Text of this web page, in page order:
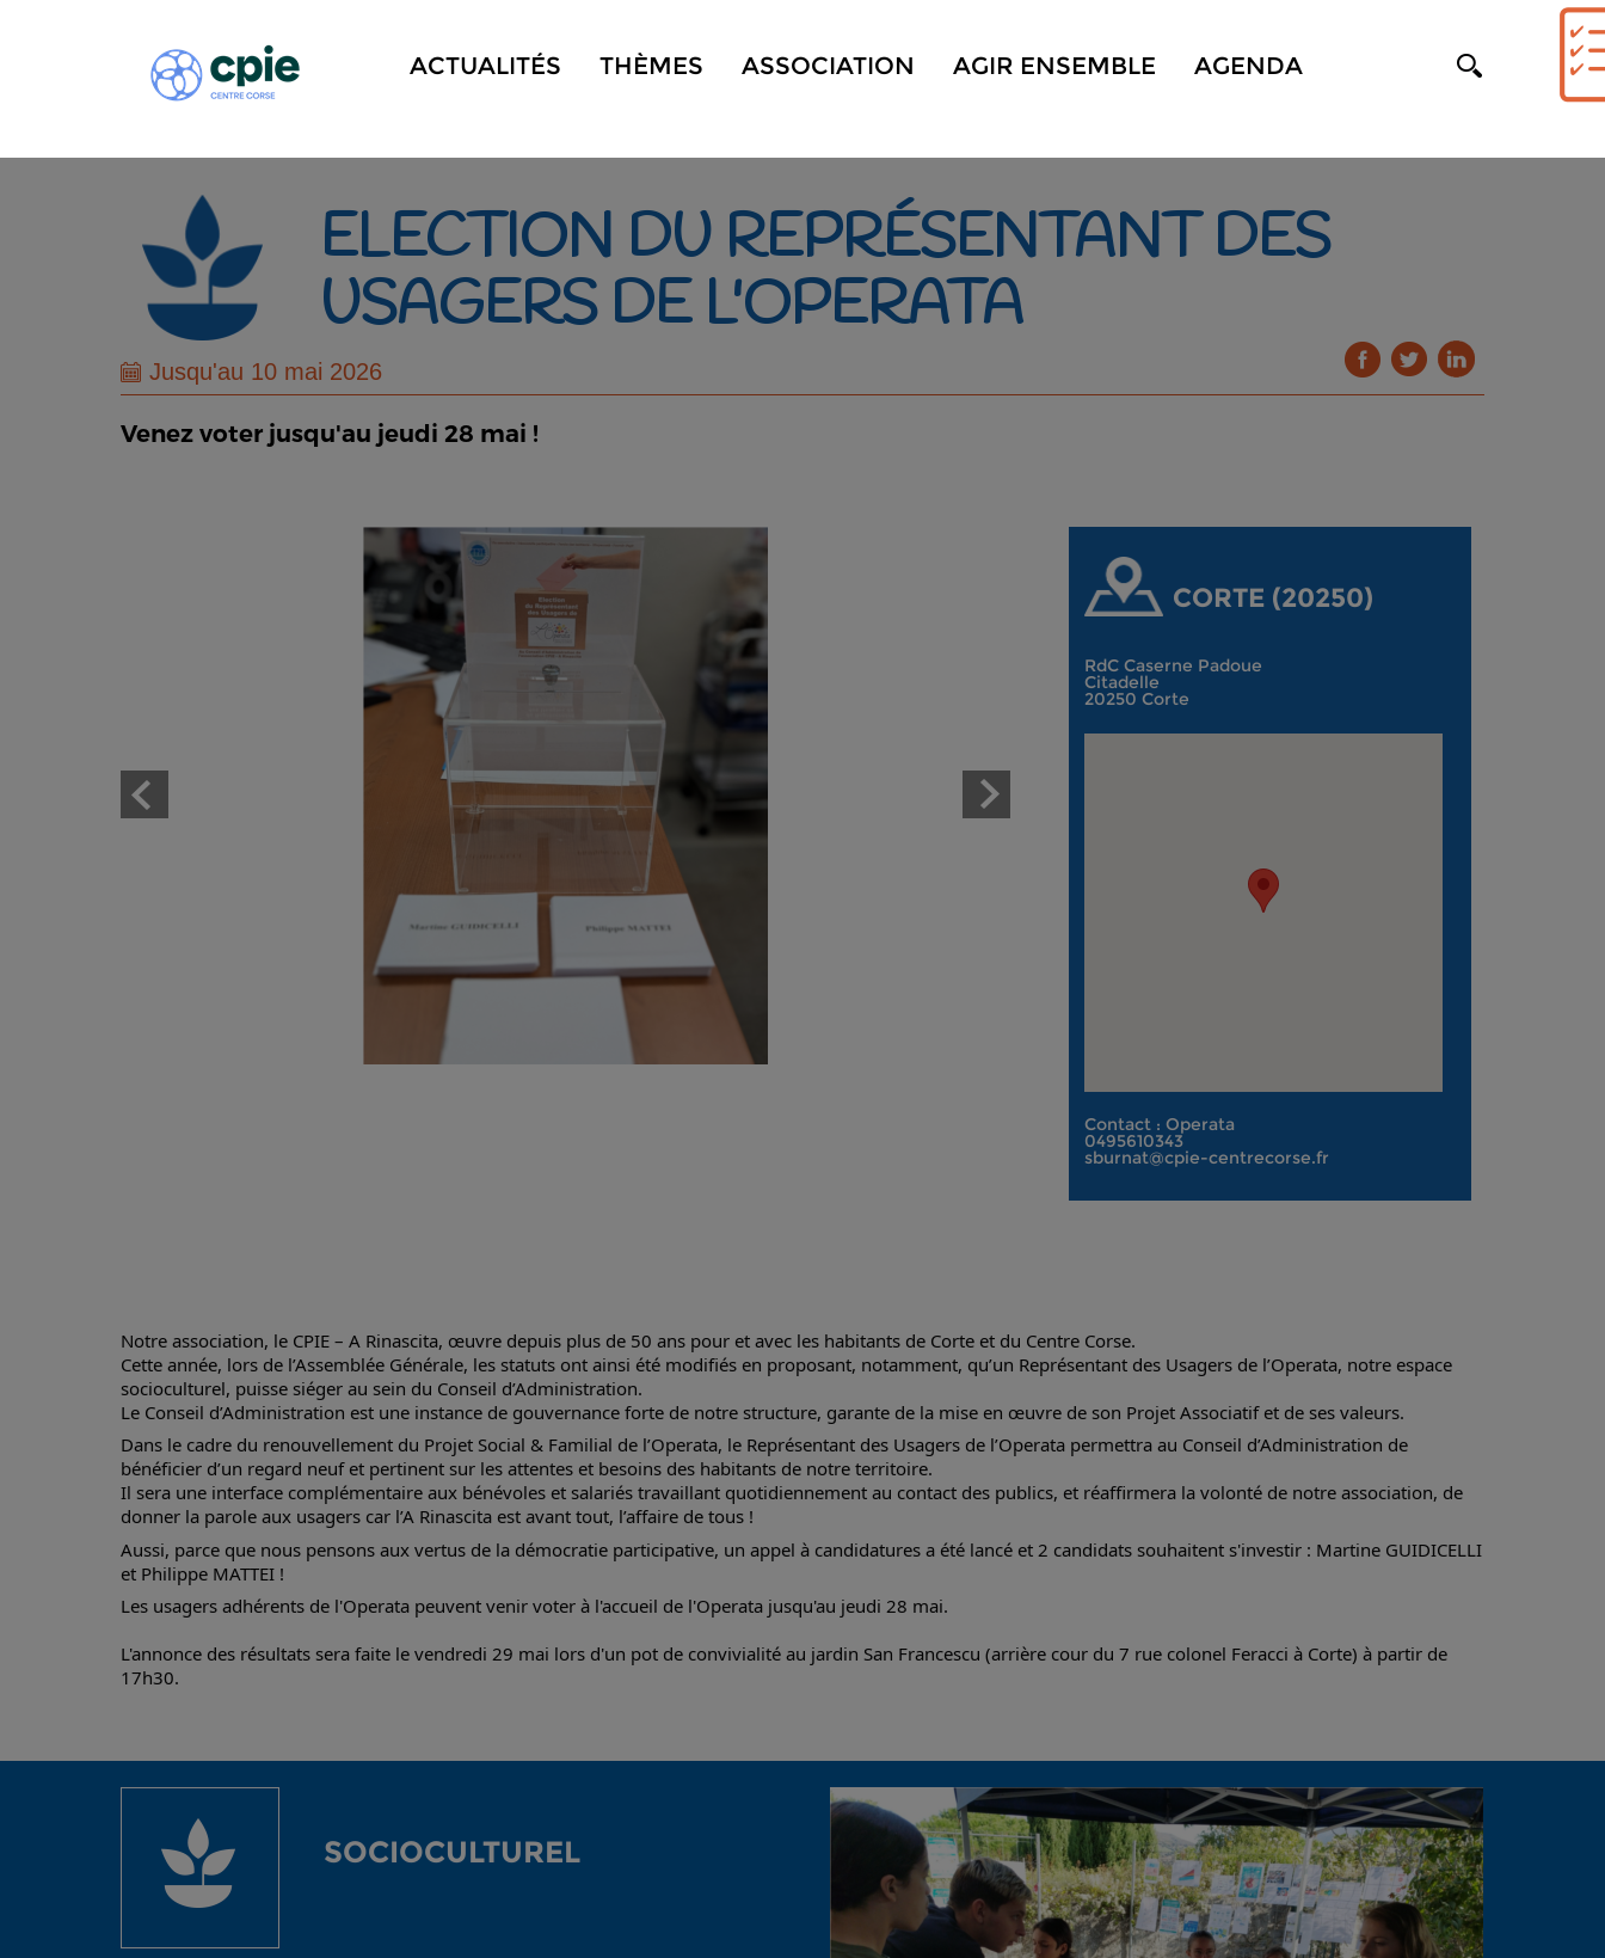
ACTUALITÉS THÈMES ASSOCIATION AGIR ENSEMBLE AGENDA
ELECTION DU REPRÉSENTANT DES
USAGERS DE L'OPERATA
Jusqu'au 10 mai 2026
Venez voter jusqu'au jeudi 28 mai !
CORTE (20250)
RdC Caserne Padoue
Citadelle
20250 Corte
Contact : Operata
0495610343
sburnat@cpie-centrecorse.fr
Notre association, le CPIE – A Rinascita, œuvre depuis plus de 50 ans pour et avec les habitants de Corte et du Centre Corse.
Cette année, lors de l’Assemblée Générale, les statuts ont ainsi été modifiés en proposant, notamment, qu’un Représentant des Usagers de l’Operata, notre espace
socioculturel, puisse siéger au sein du Conseil d’Administration.
Le Conseil d’Administration est une instance de gouvernance forte de notre structure, garante de la mise en œuvre de son Projet Associatif et de ses valeurs.
Dans le cadre du renouvellement du Projet Social & Familial de l’Operata, le Représentant des Usagers de l’Operata permettra au Conseil d’Administration de
bénéficier d’un regard neuf et pertinent sur les attentes et besoins des habitants de notre territoire.
Il sera une interface complémentaire aux bénévoles et salariés travaillant quotidiennement au contact des publics, et réaffirmera la volonté de notre association, de
donner la parole aux usagers car l’A Rinascita est avant tout, l’affaire de tous !
Aussi, parce que nous pensons aux vertus de la démocratie participative, un appel à candidatures a été lancé et 2 candidats souhaitent s'investir : Martine GUIDICELLI
et Philippe MATTEI !
Les usagers adhérents de l'Operata peuvent venir voter à l'accueil de l'Operata jusqu'au jeudi 28 mai.
L'annonce des résultats sera faite le vendredi 29 mai lors d'un pot de convivialité au jardin San Francescu (arrière cour du 7 rue colonel Feracci à Corte) à partir de
17h30.
SOCIOCULTUREL